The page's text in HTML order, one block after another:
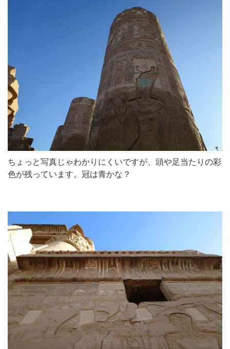
ちょっと写真じゃわかりにくいですが、頭や足当たりの彩
色が残っています。冠は青かな？